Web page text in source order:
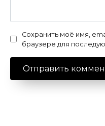
Сохранить моё имя,
браузере для